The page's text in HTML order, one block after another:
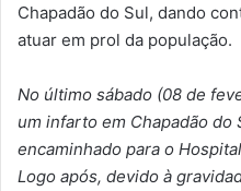
Chapadão do Sul, dando
atuar em prol da população.
No último sábado (08 de
um infarto em Chapadão do
encaminhado para o
Logo após, devido à